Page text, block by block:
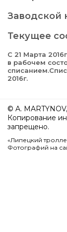
Заводской
Текущее
С 21 Марта
в рабочем
2016г.
© A.
Копирование
запрещено.
«Липецкий
Фотографий на